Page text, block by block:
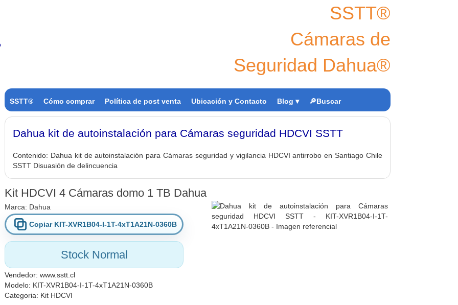
SSTT®
Cámaras de
Seguridad Dahua®
SSTT® Cómo comprar Política de post venta Ubicación y Contacto Blog ▾ 🔎Buscar
Dahua kit de autoinstalación para Cámaras seguridad HDCVI SSTT
Contenido: Dahua kit de autoinstalación para Cámaras seguridad y vigilancia HDCVI antirrobo en Santiago Chile
SSTT Disuasión de delincuencia
Kit HDCVI 4 Cámaras domo 1 TB Dahua
Marca: Dahua
Copiar KIT-XVR1B04-I-1T-4xT1A21N-0360B
Stock Normal
Vendedor: www.sstt.cl
Modelo: KIT-XVR1B04-I-1T-4xT1A21N-0360B
Categoria: Kit HDCVI